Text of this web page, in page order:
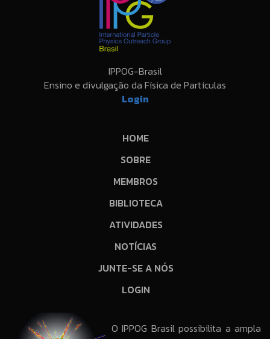
IPPOG-Brasil
Ensino e divulgação da Física de Partículas
Login
HOME
SOBRE
MEMBROS
BIBLIOTECA
ATIVIDADES
NOTÍCIAS
JUNTE-SE A NÓS
LOGIN
O IPPOG Brasil possibilita a ampla